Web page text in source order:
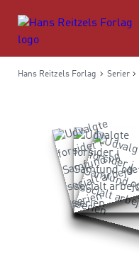
Hans Reitzels Forlag Serier